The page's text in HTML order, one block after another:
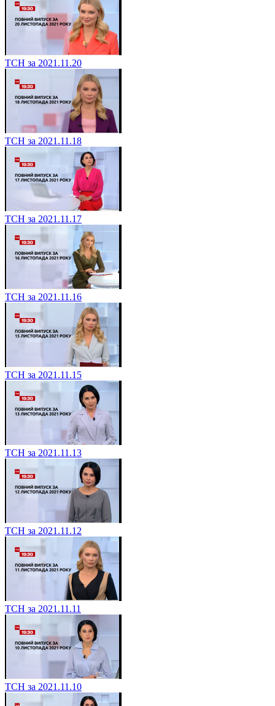
ТСН за 2021.11.20
ТСН за 2021.11.18
ТСН за 2021.11.17
ТСН за 2021.11.16
ТСН за 2021.11.15
ТСН за 2021.11.13
ТСН за 2021.11.12
ТСН за 2021.11.11
ТСН за 2021.11.10